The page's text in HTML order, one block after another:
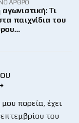
ΆΡΘΡΟ
αγωνιστική: Τι
παιχνίδια του
πορεία, έχει
του